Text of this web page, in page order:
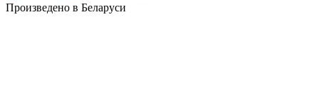
Произведено в Беларуси